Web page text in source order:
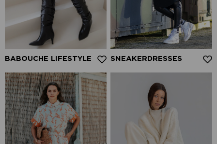
BABOUCHE LIFESTYLE SNEAKERDRESSES